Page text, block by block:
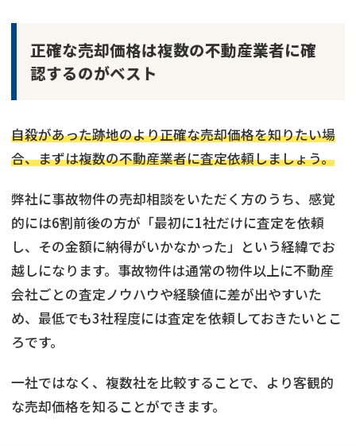
正確な売却価格は複数の不動産業者に確
認するのがベスト
自殺があった跡地のより正確な売却価格を知りたい場
合、まずは複数の不動産業者に査定依頼しましょう。
弊社に事故物件の売却相談をいただく方のうち、感覚
的には6割前後の方が「最初に1社だけに査定を依頼
し、その金額に納得がいかなかった」という経緯でお
越しになります。事故物件は通常の物件以上に不動産
会社ごとの査定ノウハウや経験値に差が出やすいた
め、最低でも3社程度には査定を依頼しておきたいとこ
ろです。
一社ではなく、複数社を比較することで、より客観的
な売却価格を知ることができます。